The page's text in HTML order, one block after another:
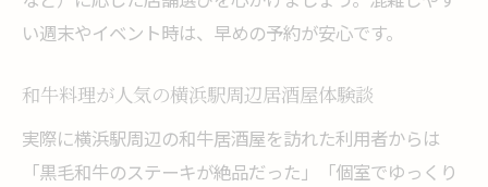
集
和牛料理のコストパフォーマンスを徹底比
較
コスパ重視で選ぶ和牛居酒屋のおすすめ
い週末やイベント時は、早めの予約が安心です。
和牛料理が人気の横浜駅周辺居酒屋体験談
実際に横浜駅周辺の和牛居酒屋を訪れた利用者からは
「黒毛和牛のステーキが絶品だった」「個室でゆっくり